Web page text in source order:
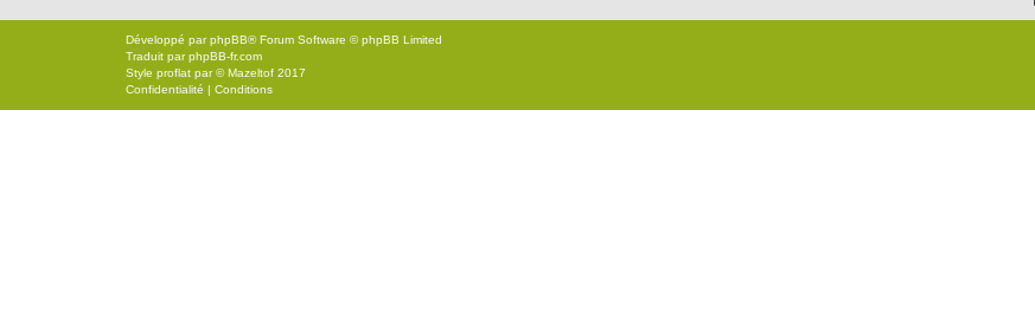
Développé parphpBB® Forum Software © phpBB Limited
Traduit parphpBB-fr.com
Style proflat par ©Mazeltof 2017
Confidentialité | Conditions